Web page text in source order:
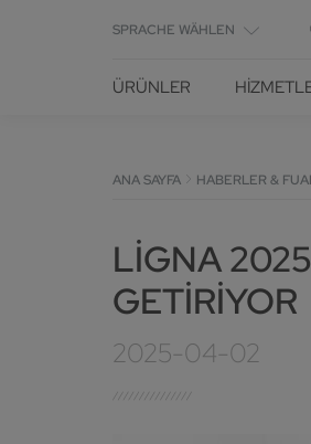
SPRACHE WÄHLEN
ÜRÜNLER
ANA SAYFA HABERLER &
LIGNA
GETIRIYOR
2025-04-02